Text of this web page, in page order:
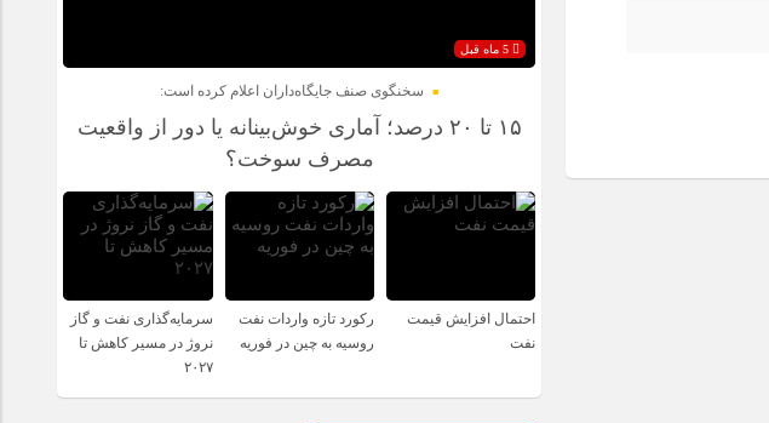
سخنگوی صنف جایگاه‌داران اعلام کرده است:
۱۵ تا ۲۰ درصد؛ آماری خوش‌بینانه یا دور از واقعیت
مصرف سوخت؟
احتمال افزایش قیمت
نفت
رکورد تازه واردات نفت
روسیه به چین در فوریه
سرمایه‌گذاری نفت و گاز
نروژ در مسیر کاهش تا
۲۰۲۷